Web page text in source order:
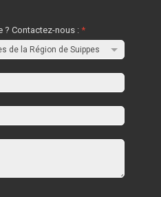
? Contactez-nous :*